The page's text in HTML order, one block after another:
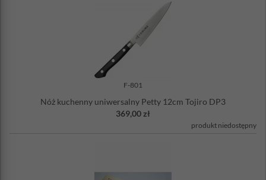
F-801
Nóż kuchenny uniwersalny Petty 12cm Tojiro DP3
369,00 zł
produkt niedostępny